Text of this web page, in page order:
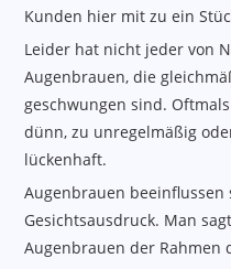
Kunden hier mit zu ein
Leider hat nicht jeder von
Augenbrauen, die
geschwungen sind.
dünn, zu unregelmäßig
lückenhaft.
Augenbrauen beeinflussen
Gesichtsausdruck. Man
Augenbrauen der Rahmen